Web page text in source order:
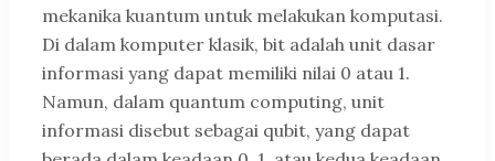
mekanika kuantum untuk melakukan komputasi.
Di dalam komputer klasik, bit adalah unit dasar
informasi yang dapat memiliki nilai 0 atau 1.
Namun, dalam quantum computing, unit
informasi disebut sebagai qubit, yang dapat